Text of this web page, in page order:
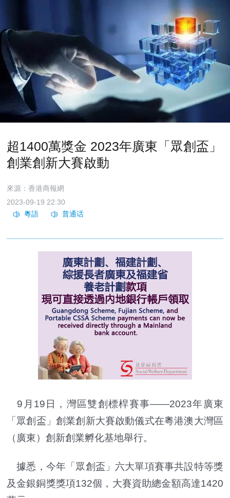
超1400萬獎金 2023年廣東「眾創盃」
創業創新大賽啟動
來源：香港商報網
2023-09-19 22:30
9月19日，灣區雙創標桿賽事——2023年廣東
「眾創盃」創業創新大賽啟動儀式在粵港澳大灣區
（廣東）創新創業孵化基地舉行。
據悉，今年「眾創盃」六大單項賽事共設特等獎
及金銀銅獎獎項132個，大賽資助總金額高達1420